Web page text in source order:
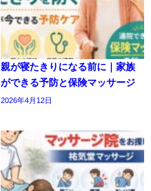
親が寝たきりになる前に｜家族
ができる予防と保険マッサージ
2026年4月12日